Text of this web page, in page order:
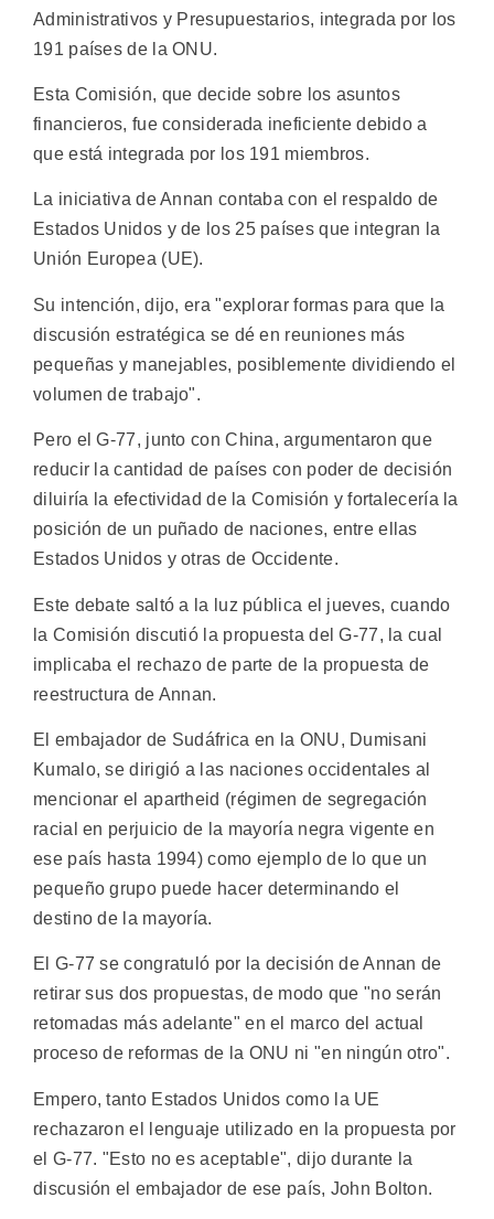
Administrativos y Presupuestarios, integrada por los
191 países de la ONU.
Esta Comisión, que decide sobre los asuntos
financieros, fue considerada ineficiente debido a
que está integrada por los 191 miembros.
La iniciativa de Annan contaba con el respaldo de
Estados Unidos y de los 25 países que integran la
Unión Europea (UE).
Su intención, dijo, era "explorar formas para que la
discusión estratégica se dé en reuniones más
pequeñas y manejables, posiblemente dividiendo el
volumen de trabajo".
Pero el G-77, junto con China, argumentaron que
reducir la cantidad de países con poder de decisión
diluiría la efectividad de la Comisión y fortalecería la
posición de un puñado de naciones, entre ellas
Estados Unidos y otras de Occidente.
Este debate saltó a la luz pública el jueves, cuando
la Comisión discutió la propuesta del G-77, la cual
implicaba el rechazo de parte de la propuesta de
reestructura de Annan.
El embajador de Sudáfrica en la ONU, Dumisani
Kumalo, se dirigió a las naciones occidentales al
mencionar el apartheid (régimen de segregación
racial en perjuicio de la mayoría negra vigente en
ese país hasta 1994) como ejemplo de lo que un
pequeño grupo puede hacer determinando el
destino de la mayoría.
El G-77 se congratuló por la decisión de Annan de
retirar sus dos propuestas, de modo que "no serán
retomadas más adelante" en el marco del actual
proceso de reformas de la ONU ni "en ningún otro".
Empero, tanto Estados Unidos como la UE
rechazaron el lenguaje utilizado en la propuesta por
el G-77. "Esto no es aceptable", dijo durante la
discusión el embajador de ese país, John Bolton.